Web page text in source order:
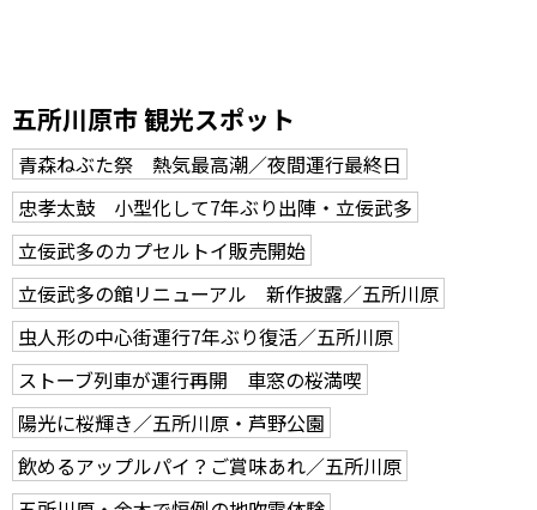
五所川原市 観光スポット
青森ねぶた祭 熱気最高潮／夜間運行最終日
忠孝太鼓 小型化して7年ぶり出陣・立佞武多
立佞武多のカプセルトイ販売開始
立佞武多の館リニューアル 新作披露／五所川原
虫人形の中心街運行7年ぶり復活／五所川原
ストーブ列車が運行再開 車窓の桜満喫
陽光に桜輝き／五所川原・芦野公園
飲めるアップルパイ？ご賞味あれ／五所川原